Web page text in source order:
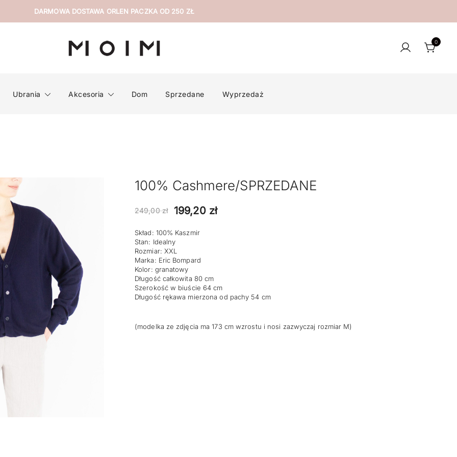
DARMOWA DOSTAWA ORLEN PACZKA OD 250 ZŁ
0
Ubrania Akcesoria Dom Sprzedane Wyprzedaż
100% Cashmere/SPRZEDANE
249,00zł
Pierwotna
wynosiła:
249,00 zł.
199,20 złAktualna
Skład: 100% Kaszmir
Stan: Idealny
Rozmiar: XXL
Marka: Eric Bompard
Kolor: granatowy
Długość całkowita 80 cm
Szerokość w biuście 64 cm
Długość rękawa mierzona od pachy 54 cm
(modelka ze zdjęcia ma 173 cm wzrostu i nosi zazwyczaj rozmiar M)